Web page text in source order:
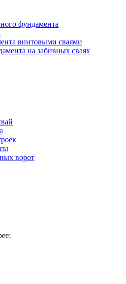
фундамента
винтовыми сваями
на забивных сваях
ворот